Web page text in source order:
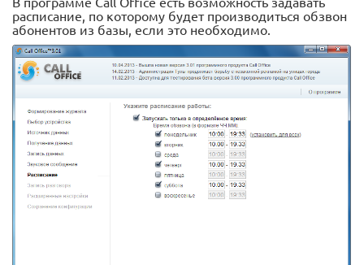
расписание, по которому будет производиться обзвон
абонентов из базы, если это необходимо.